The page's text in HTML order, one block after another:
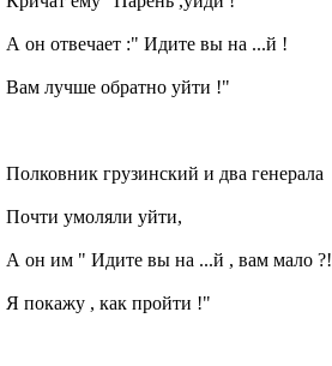
А он отвечает :" Идите вы на ...й !
Вам лучше обратно уйти !"
Полковник грузинский и два генерала
Почти умоляли уйти,
А он им " Идите вы на ...й , вам мало ?!
Я покажу , как пройти !"